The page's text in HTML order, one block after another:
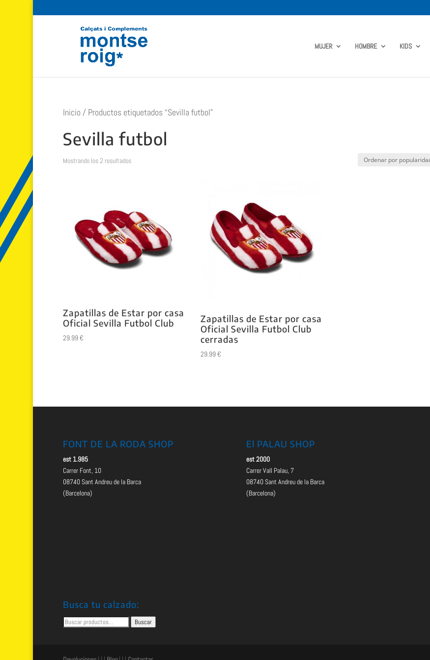
MUJER HOMBRE KIDS
Inicio / Productos etiquetados “Sevilla futbol”
Sevilla futbol
Mostrando los 2 resultadosOrdenado
Zapatillas de Estar por casa
Oficial Sevilla Futbol Club
29.99€
Zapatillas de Estar por casa
Oficial Sevilla Futbol Club
cerradas
29.99€
FONT DE LA RODA SHOP
est 1.985
Carrer Font, 10
08740 Sant Andreu de la Barca
(Barcelona)
Busca tu calzado:
Buscar
por:
Buscar
El PALAU SHOP
est 2000
Carrer Vall Palau, 7
08740 Sant Andreu de la Barca
(Barcelona)